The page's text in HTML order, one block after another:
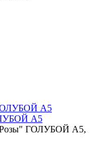
А5
Розы" ГОЛУБОЙ А5,